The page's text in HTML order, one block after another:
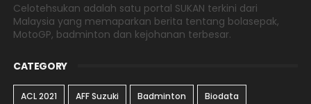
Celotehsukan adalah satu portal SUKAN terkini dari
Malaysia yang memaparkan berita tentang bolasepak,
MotoGP, badminton dan kejohanan terbesar.
CATEGORY
ACL 2021 AFF Suzuki Badminton Biodata